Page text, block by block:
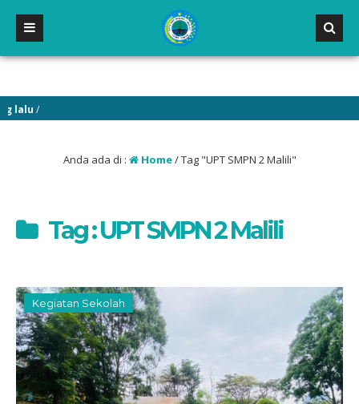
/
/ SELAMAT DATANG DI WEBSITE RESMI SMP NEGERI 2 MALILI
Anda ada di : Home/Tag "UPT SMPN 2 Malili"
Tag : UPT SMPN 2 Malili
Kegiatan Sekolah